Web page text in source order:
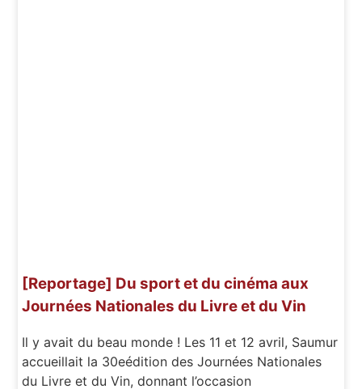
[Reportage] Du sport et du cinéma aux
Journées Nationales du Livre et du Vin
Il y avait du beau monde ! Les 11 et 12 avril, Saumur
accueillait la 30eédition des Journées Nationales
du Livre et du Vin, donnant l’occasion